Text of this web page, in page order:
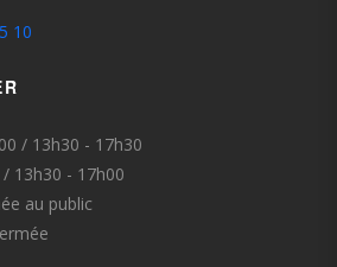
10
/ 13h30 - 17h30
13h30 - 17h00
au public